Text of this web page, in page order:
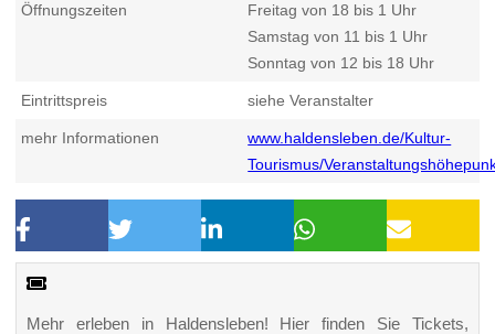
Öffnungszeiten
Freitag von 18 bis 1 Uhr
Samstag von 11 bis 1 Uhr
Sonntag von 12 bis 18 Uhr
Eintrittspreis siehe Veranstalter
mehr Informationen
www.haldensleben.de/Kultur-
Tourismus/
Mehr erleben in Haldensleben! Hier finden Sie Tickets,